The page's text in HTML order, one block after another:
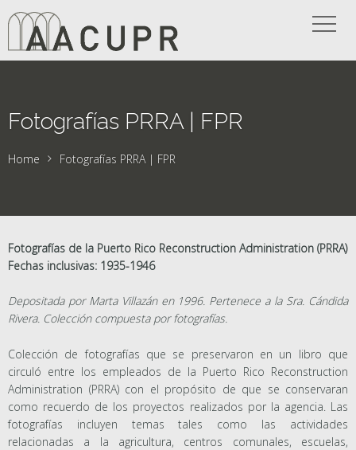
Fotografías PRRA | FPR
Home Fotografías PRRA | FPR
Fotografías de la Puerto Rico Reconstruction Administration (PRRA)
Fechas inclusivas: 1935-1946
Depositada por Marta Villazán en 1996. Pertenece a la Sra. Cándida
Rivera. Colección compuesta por fotografías.
Colección de fotografías que se preservaron en un libro que
circuló entre los empleados de la Puerto Rico Reconstruction
Administration (PRRA) con el propósito de que se conservaran
como recuerdo de los proyectos realizados por la agencia. Las
fotografías incluyen temas tales como las actividades
relacionadas a la agricultura, centros comunales, escuelas,